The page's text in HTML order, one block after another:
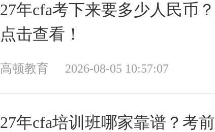
27年cfa考下来要多少人民币？
点击查看！
高顿教育 2026-08-05 10:57:07
27年cfa培训班哪家靠谱？考前